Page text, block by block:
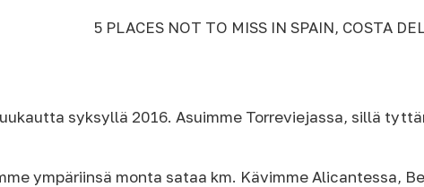
5 PLACES NOT TO MISS IN SPAIN, COSTA
syksyllä 2016. Asuimme Torreviejassa, sillä
ympäriinsä monta sataa km. Kävimme Alicantessa,